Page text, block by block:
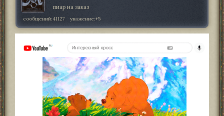
пиар на заказ
сообщений:41127 уважение:+5